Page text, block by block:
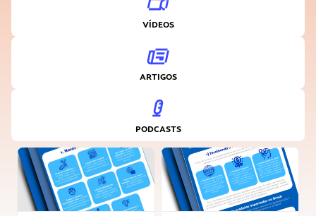
VÍDEOS
ARTIGOS
PODCASTS